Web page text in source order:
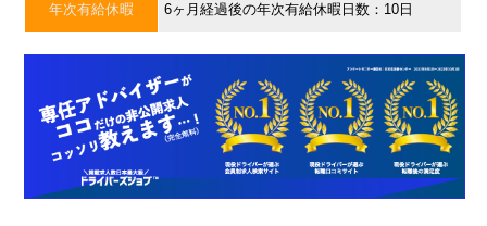
年次有給休暇 6ヶ月経過後の年次有給休暇日数：10日